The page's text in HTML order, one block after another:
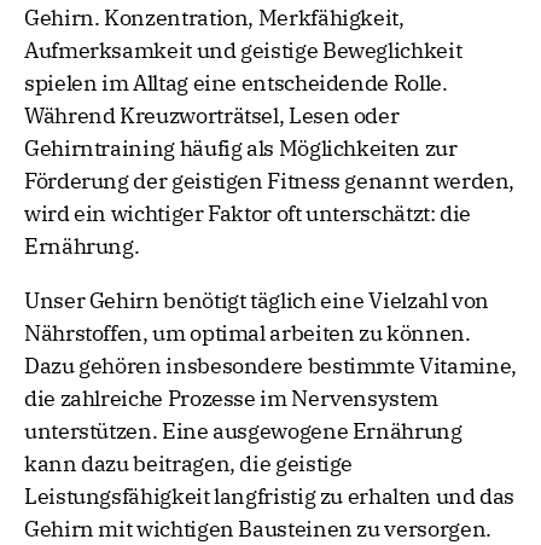
Gehirn. Konzentration, Merkfähigkeit,
Aufmerksamkeit und geistige Beweglichkeit
spielen im Alltag eine entscheidende Rolle.
Während Kreuzworträtsel, Lesen oder
Gehirntraining häufig als Möglichkeiten zur
Förderung der geistigen Fitness genannt werden,
wird ein wichtiger Faktor oft unterschätzt: die
Ernährung.
Unser Gehirn benötigt täglich eine Vielzahl von
Nährstoffen, um optimal arbeiten zu können.
Dazu gehören insbesondere bestimmte Vitamine,
die zahlreiche Prozesse im Nervensystem
unterstützen. Eine ausgewogene Ernährung
kann dazu beitragen, die geistige
Leistungsfähigkeit langfristig zu erhalten und das
Gehirn mit wichtigen Bausteinen zu versorgen.